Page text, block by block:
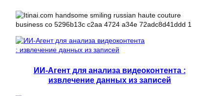
ИИ-Агент для анализа видеоконтента :
извлечение данных из записей